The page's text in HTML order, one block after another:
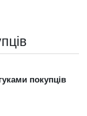
покупців